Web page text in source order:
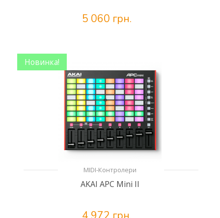
5 060 грн.
MIDI-Контролери
AKAI APC Mini II
Новинка!